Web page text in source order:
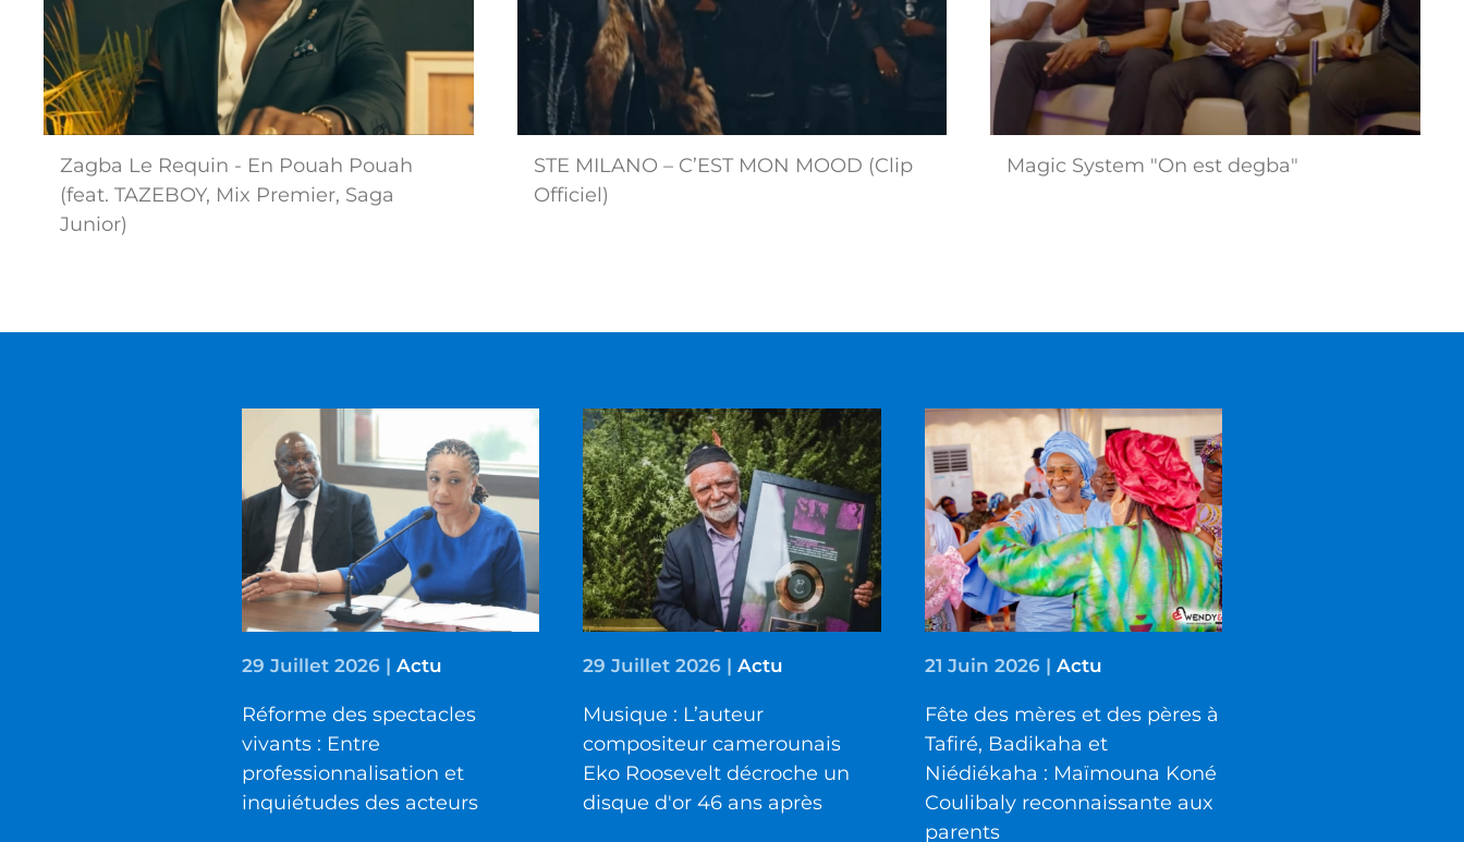
Zagba Le Requin - En Pouah Pouah
(feat. TAZEBOY, Mix Premier, Saga
Junior)
STE MILANO – C’EST MON MOOD (Clip
Officiel)
Magic System "On est degba"
29 Juillet 2026 | Actu
Réforme des spectacles
vivants : Entre
professionnalisation et
inquiétudes des acteurs
29 Juillet 2026 |Actu
Musique : L’auteur
compositeur camerounais
Eko Roosevelt décroche un
disque d'or 46 ans après
21 Juin 2026| Actu
Fête des mères et des pères à
Tafiré, Badikaha et
Niédiékaha : Maïmouna Koné
Coulibaly reconnaissante aux
parents